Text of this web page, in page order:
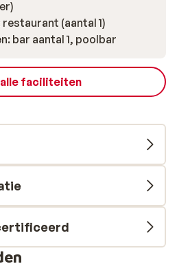
(aantal 1)
bar aantal 1, poolbar
faciliteiten